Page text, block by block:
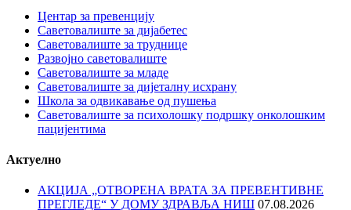
Центар за превенцију
Саветовалиште за дијабетес
Саветовалиште за труднице
Развојно саветовалиште
Саветовалиште за младе
Саветовалиште за дијеталну исхрану
Школа за одвикавање од пушења
Саветовалиште за психолошку подршку онколошким
пацијентима
Актуелно
АКЦИЈА „ОТВОРЕНА ВРАТА ЗА ПРЕВЕНТИВНЕ
ПРЕГЛЕДЕ“ У ДОМУ ЗДРАВЉА НИШ 07.08.2026